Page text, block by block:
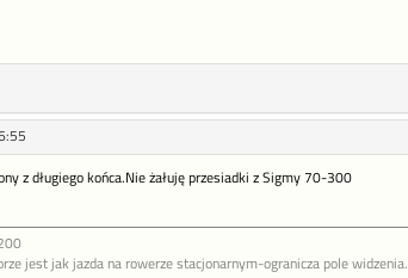
z długiego końca.Nie żałuję przesiadki z Sigmy 70-300
jest jak jazda na rowerze stacjonarnym-ogranicza pole widzenia.